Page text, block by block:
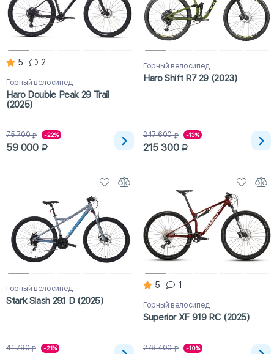
5 2
Горный велосипед
Haro Double Peak 29 Trail
(2025)
75 700 -22%
59 000
Горный велосипед
Haro Shift R7 29 (2023)
247 600 -13%
215 300
Горный велосипед
Stark Slash 29.1 D (2025)
41 790 -21%
5 1
Горный велосипед
Superior XF 919 RC (2025)
278 400 -10%